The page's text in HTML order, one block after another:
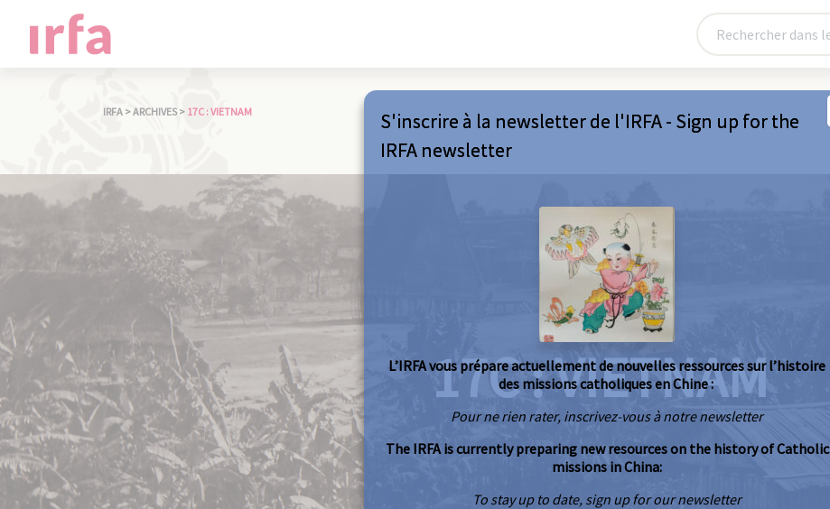
IRFA >ARCHIVES > 17C : VIETNAM
17C : VIETNAM
S'inscrire à la newsletter de l'IRFA - Sign up for the
IRFA newsletter
L’IRFA vous prépare actuellement de nouvelles ressources sur l’histoire
des missions catholiques en Chine :
Pour ne rien rater, inscrivez-vous à notre newsletter
The IRFA is currently preparing new resources on the history of Catholic
missions in China:
To stay up to date, sign up for our newsletter